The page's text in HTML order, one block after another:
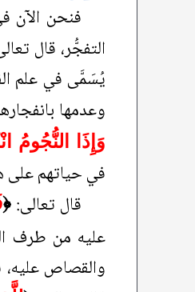
فنحن الآن
التفجُّر، قال
يُسَمَّى في علم
وعدمها
وَإِذَا النُّجُومُ
في حياتهم على
قال تعالى: ﴿
عليه من طرف
والقصاص عليه،